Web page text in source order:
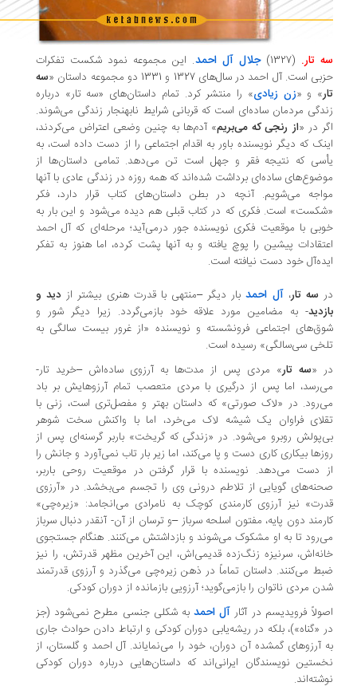
تار. (1327) جلال آل احمد. این مجموعه نمود شکست تفکرات
است. آل احمد در سال‌های 1327 و 1331 دو مجموعه داستان «
سه
» و «زن زیادی » را منتشر کرد. تمام داستان‌های «سه تار» درباره
مردمان ساده‌ای است که قربانی شرایط نابهنجار زندگی می‌شوند.
در «از رنجی که می‌بریم» آدم‌ها به چنین وضعی اعتراض می‌کردند،
که دیگر نویسنده باور به اقدام اجتماعی را از دست داده است، به
که نتیجه فقر و جهل است تن می‌دهد. تمامی داستان‌ها از
ساده‌ای برداشت شده‌اند که همه روزه در زندگی عادی با آنها
می‌شویم. آنچه در بطن داستان‌های کتاب قرار دارد، فکر
است. فکری که در کتاب قبلی هم دیده می‌شود و این بار به
با موقعیت فکری نویسنده جور درمی‌آید؛ مرحله‌ای که آل احمد
پیشین را پوچ یافته و به آنها پشت کرده، اما هنوز به تفکر
خود دست نیافته است.
سه تار ، ‌آل احمدبار دیگر –منتهی با قدرت هنری بیشتر ازدید و
- به مضامین مورد علاقه خود بازمی‌گردد. زیرا دیگر شور و
اجتماعی فرونشسته و نویسنده «از غرور بیست سالگی به
سی‌سالگی» رسیده است.
سه تار» مردی پس از مدت‌ها به آرزوی ساده‌اش –خرید تار-
اما پس از درگیری با مردی متعصب تمام آرزوهایش بر باد
در «لاک صورتی» که داستان بهتر و مفصل‌تری است، زنی با
فراوان یک شیشه لاک می‌خرد، اما با واکنش سخت شوهر
روبرو می‌شود. در «زندگی که گریخت» باربر گرسنه‌ای پس از
بیکاری کاری دست و پا می‌کند، اما زیر بار تاب نمی‌آورد و جانش را
دست می‌دهد. نویسنده با قرار گرفتن در موقعیت روحی باربر،
گویایی از تلاطم درونی وی را تجسم می‌بخشد. در «آرزوی
نیز آرزوی کارمندی کوچک به نامرادی می‌انجامد: «زیره‌چی»
دون پایه، مفتون اسلحه سرباز –و ترسان از آن- آنقدر دنبال سرباز
تا به او مشکوک می‌شوند و بازداشتش می‌کنند. هنگام جستجوی
سرنیزه زنگ‌زده قدیمی‌اش، این آخرین مظهر قدرتش، را نیز
می‌کنند. داستان تماماً در ذهن زیره‌چی می‌گذرد و آرزوی قدرتمند
مردی ناتوان را بازمی‌گوید؛ آرزویی بازمانده از دوران کودکی.
فرویدیسم در آثارآل احمدبه شکلی جنسی مطرح نمی‌شود (جز
«گناه»)، بلکه در ریشه‌یابی دوران کودکی و ارتباط دادن حوادث جاری
آرزوهای گمشده آن دوران، خود را می‌نمایاند. آل احمد و گلستان، از
نویسندگان ایرانی‌اند که داستان‌هایی درباره دوران کودکی